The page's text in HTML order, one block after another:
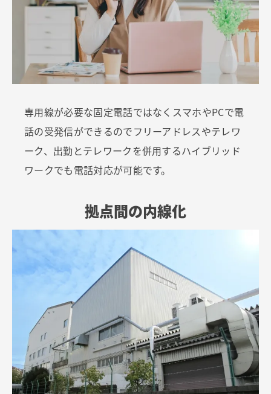
専用線が必要な固定電話ではなくスマホやPCで電
話の受発信ができるのでフリーアドレスやテレワ
ーク、出勤とテレワークを併用するハイブリッド
ワークでも電話対応が可能です。
拠点間の内線化